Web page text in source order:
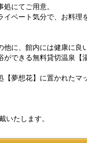
にてご用意。
ベート気分で、お料理
他に、館内には健康に良
ができる無料貸切温泉【
【夢想花】に置かれたマ
いたします。